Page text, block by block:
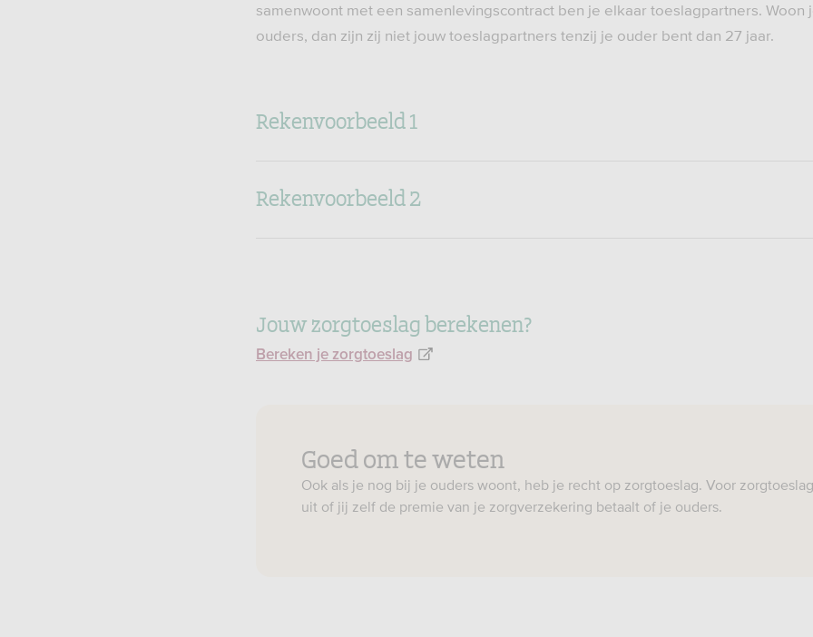
samenwoont met een samenlevingscontract ben je elkaar toeslagpartners. Woon
ouders, dan zijn zij niet jouw toeslagpartners tenzij je ouder bent dan 27 jaar.
Rekenvoorbeeld 1
Rekenvoorbeeld 2
Jouw zorgtoeslag berekenen?
Bereken je zorgtoeslag
Goed om te weten
Ook als je nog bij je ouders woont, heb je recht op zorgtoeslag. Voor
uit of jij zelf de premie van je zorgverzekering betaalt of je ouders.